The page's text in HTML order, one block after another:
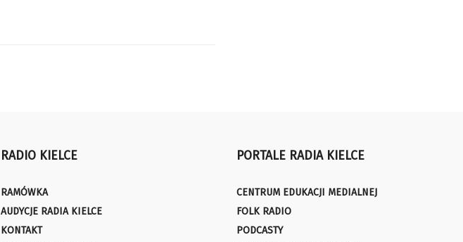
RADIO KIELCE
RAMÓWKA
AUDYCJE RADIA KIELCE
KONTAKT
PORTALE RADIA KIELCE
CENTRUM EDUKACJI MEDIALNEJ
FOLK RADIO
PODCASTY